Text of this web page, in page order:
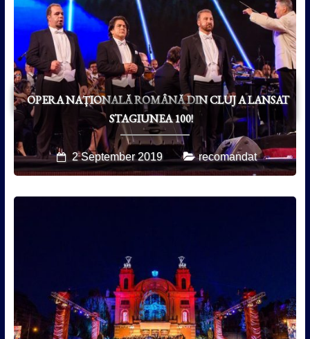
OPERA NAȚIONALĂ ROMÂNĂ DIN CLUJ A LANSAT
STAGIUNEA 100!
2 September 2019 recomandat